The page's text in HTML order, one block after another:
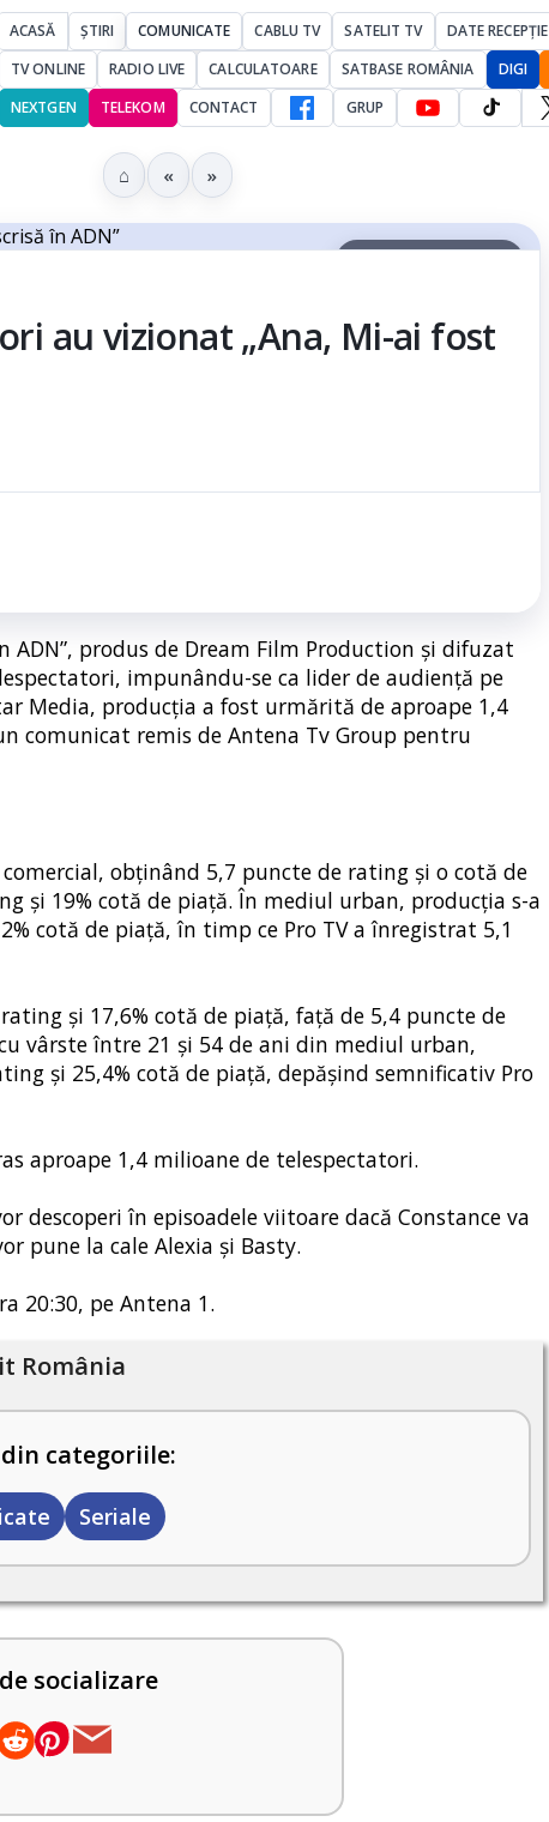
ACASĂ ȘTIRI COMUNICATE CABLU TV SATELIT TV DATE RECEPȚIE
TV ONLINE
RADIO LIVE CALCULATOARE SATBASE ROMÂNIA DIGI
NEXTGEN
TELEKOM CONTACT GRUP
⌂ « »
au vizionat „Ana, Mi-ai fost
ADN”, produs de Dream Film Production și difuzat
impunându-se ca lider de audiență pe
Media, producția a fost urmărită de aproape 1,4
comunicat remis de Antena Tv Group pentru
obținând 5,7 puncte de rating și o cotă de
și 19% cotă de piață. În mediul urban, producția s-a
cotă de piață, în timp ce Pro TV a înregistrat 5,1
și 17,6% cotă de piață, față de 5,4 puncte de
vârste între 21 și 54 de ani din mediul urban,
și 25,4% cotă de piață, depășind semnificativ Pro
aproape 1,4 milioane de telespectatori.
în episoadele viitoare dacă Constance va
pune la cale Alexia și Basty.
20:30, pe Antena 1.
România
categoriile:
Seriale
socializare